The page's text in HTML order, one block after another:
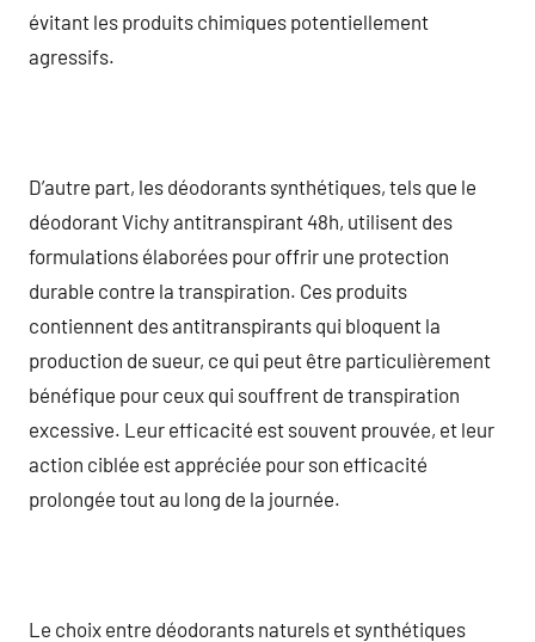
évitant les produits chimiques potentiellement
agressifs.
D’autre part, les déodorants synthétiques, tels que le
déodorant Vichy antitranspirant 48h, utilisent des
formulations élaborées pour offrir une protection
durable contre la transpiration. Ces produits
contiennent des antitranspirants qui bloquent la
production de sueur, ce qui peut être particulièrement
bénéfique pour ceux qui souffrent de transpiration
excessive. Leur efficacité est souvent prouvée, et leur
action ciblée est appréciée pour son efficacité
prolongée tout au long de la journée.
Le choix entre déodorants naturels et synthétiques